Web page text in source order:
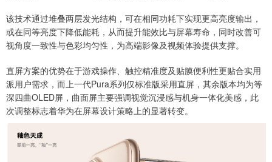
该技术通过堆叠两层发光结构，可在相同功耗下实现更高亮度输出，
或在同等亮度下降低能耗，从而提升能效比与屏幕寿命，同时改善可
视角度一致性与色彩均匀性，为高端影像及视频体验提供支撑。
直屏方案的优势在于游戏操作、触控精准度及贴膜便利性更贴合实用
派用户需求，而上一代Pura系列仅标准版采用直屏，其余版本均为等
深四曲OLED屏，曲面屏主要强调视觉沉浸感与机身一体化美感，此
次调整标志着华为在屏幕设计策略上的显著转变。